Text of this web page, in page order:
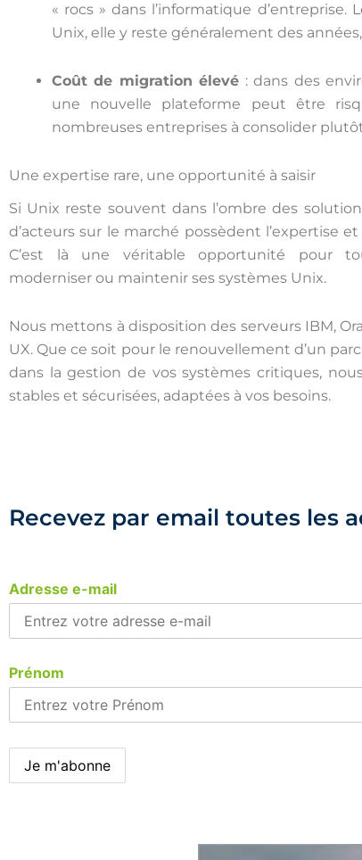
« rocs » dans l’informatique d’entreprise.
Unix, elle y reste généralement des
Coût de migration élevé : dans des
une nouvelle plateforme peut être
nombreuses entreprises à consolider
Une expertise rare, une opportunité à saisir
Si Unix reste souvent dans l’ombre des
d’acteurs sur le marché possèdent l’expertise
C’est là une véritable opportunité pour
moderniser ou maintenir ses systèmes Unix.
Nous mettons à disposition des serveurs IBM,
UX. Que ce soit pour le renouvellement d’un
dans la gestion de vos systèmes critiques,
stables et sécurisées, adaptées à vos besoins.
Recevez par email toutes les
Adresse e-mail
Prénom